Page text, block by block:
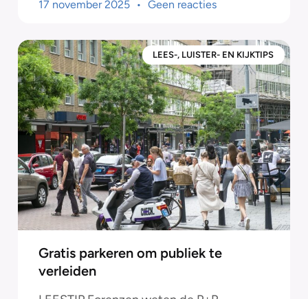
17 november 2025 Geen reacties
LEES-, LUISTER- EN KIJKTIPS
Gratis parkeren om publiek te
verleiden